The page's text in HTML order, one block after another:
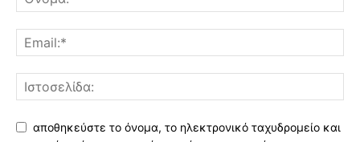
αποθηκεύστε το όνομα, το ηλεκτρονικό ταχυδρομείο και